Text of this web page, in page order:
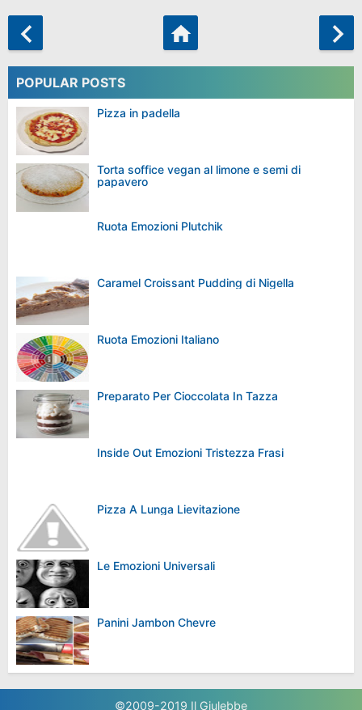
POPULAR POSTS
Pizza in padella
Torta soffice vegan al limone e semi di
papavero
Ruota Emozioni Plutchik
Caramel Croissant Pudding di Nigella
Ruota Emozioni Italiano
Preparato Per Cioccolata In Tazza
Inside Out Emozioni Tristezza Frasi
Pizza A Lunga Lievitazione
Le Emozioni Universali
Panini Jambon Chevre
©2009-2019 Il Giulebbe